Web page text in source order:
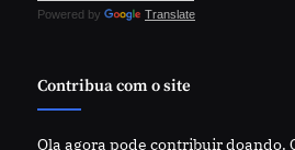
Powered by Translate
Contribua com o site
Ola agora pode contribuir doando.